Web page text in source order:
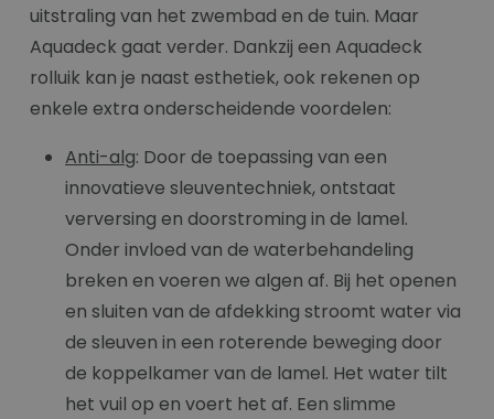
uitstraling van het zwembad en de tuin. Maar
Aquadeck gaat verder. Dankzij een Aquadeck
rolluik kan je naast esthetiek, ook rekenen op
enkele extra onderscheidende voordelen:
Anti-alg: Door de toepassing van een
innovatieve sleuventechniek, ontstaat
verversing en doorstroming in de lamel.
Onder invloed van de waterbehandeling
breken en voeren we algen af. Bij het openen
en sluiten van de afdekking stroomt water via
de sleuven in een roterende beweging door
de koppelkamer van de lamel. Het water tilt
het vuil op en voert het af. Een slimme